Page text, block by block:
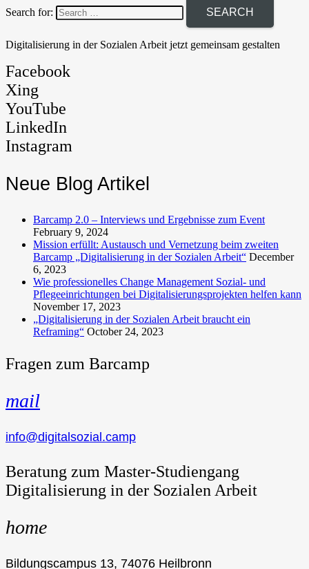
Search for:
Digitalisierung in der Sozialen Arbeit jetzt gemeinsam gestalten
Facebook
Xing
YouTube
LinkedIn
Instagram
Neue Blog Artikel
Barcamp 2.0 – Interviews und Ergebnisse zum Event
February 9, 2024
Mission erfüllt: Austausch und Vernetzung beim zweiten
Barcamp „Digitalisierung in der Sozialen Arbeit“ December
6, 2023
Wie professionelles Change Management Sozial- und
Pflegeeinrichtungen bei Digitalisierungsprojekten helfen kann
November 17, 2023
„Digitalisierung in der Sozialen Arbeit braucht ein
Reframing“ October 24, 2023
Fragen zum Barcamp
mail
info@digitalsozial.camp
Beratung zum Master-Studiengang
Digitalisierung in der Sozialen Arbeit
home
Bildungscampus 13, 74076 Heilbronn